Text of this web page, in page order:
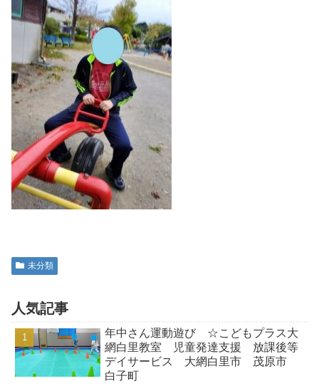
未分類
人気記事
年中さん運動遊び ☆こどもプラス大
網白里教室 児童発達支援 放課後等
デイサービス 大網白里市 茂原市
白子町